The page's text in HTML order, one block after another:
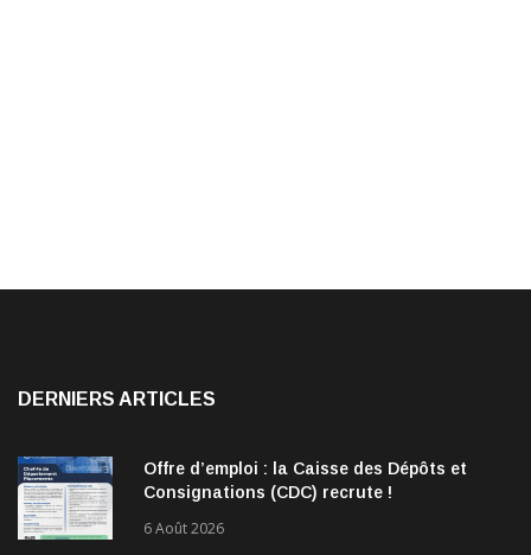
DERNIERS ARTICLES
Offre d’emploi : la Caisse des Dépôts et
Consignations (CDC) recrute !
6 Août 2026